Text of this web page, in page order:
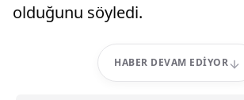
olduğunu söyledi.
HABER DEVAM EDIYOR